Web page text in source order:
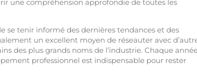
une compréhension approfondie de toutes les
se tenir informé des dernières tendances et des
un excellent moyen de réseauter avec
des plus grands noms de l’industrie. Chaque
professionnel est indispensable pour rester